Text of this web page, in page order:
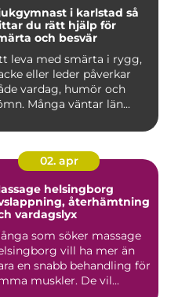
i karlstad så
du rätt hjälp för
och besvär
leva med smärta i rygg,
eller leder påverkar
vardag, humör och
Många väntar län...
02. apr
helsingborg
återhämtning
vardagslyx
som söker massage
vill ha mer än
en snabb behandling för
muskler. De vil...